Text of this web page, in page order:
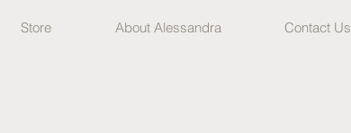
Store About Alessandra Contact Us